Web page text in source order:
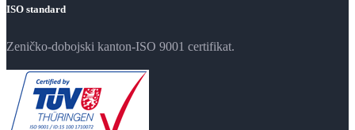
ISO standard
Zeničko-dobojski kanton-ISO 9001 certifikat.